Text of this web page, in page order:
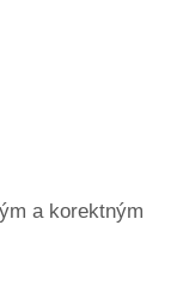
a korektným